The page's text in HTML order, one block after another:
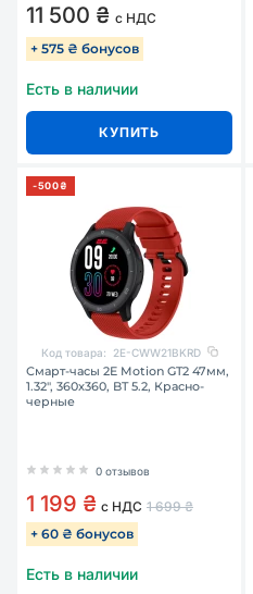
11 500 ₴ с НДС
+ 575 ₴ бонусов
Есть в наличии
КУПИТЬ
-500₴
Код товара: 2E-CWW21BKRD
Смарт-часы 2E Motion GT2 47мм,
1.32", 360x360, BT 5.2, Красно-
черные
0 отзывов
1 199 ₴ с НДС 1 699 ₴
+ 60 ₴ бонусов
Есть в наличии